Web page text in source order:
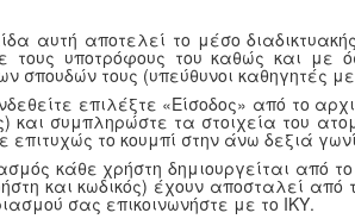
αυτή αποτελεί το μέσο
τους υποτρόφους του καθώς και με
σπουδών τους (υπεύθυνοι καθηγητές
επιλέξτε «Είσοδος» από το
και συμπληρώστε τα στοιχεία του
επιτυχώς το κουμπί στην άνω δεξιά
κάθε χρήστη δημιουργείται από
και κωδικός) έχουν αποσταλεί
σας επικοινωνήστε με το ΙΚΥ.